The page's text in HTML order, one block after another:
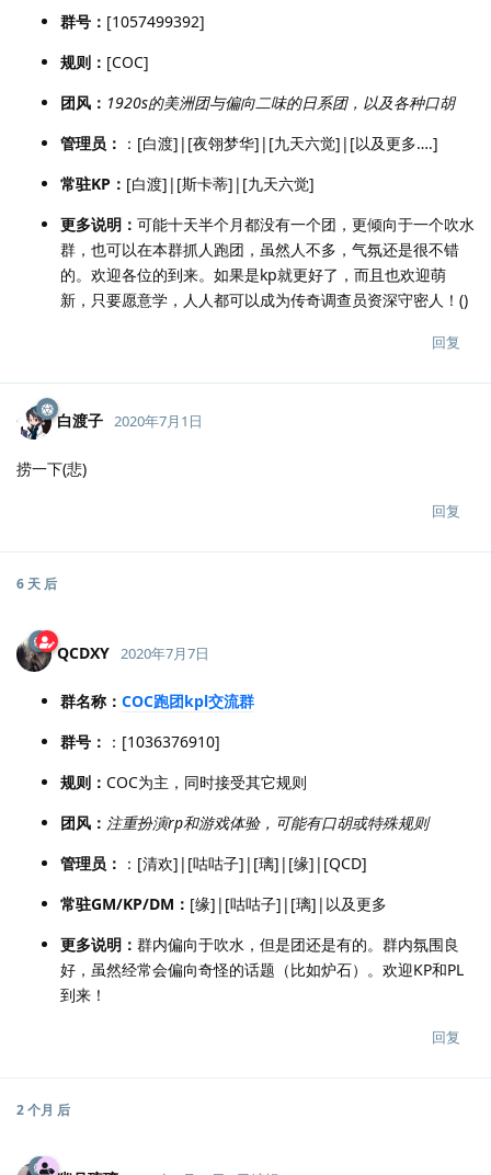
群号： [1057499392]
规则： [COC]
团风： 1920s的美洲团与偏向二味的日系团，以及各种口胡
管理员： ：[白渡]|[夜翎梦华]|[九天六觉]|[以及更多….]
常驻KP： [白渡]|[斯卡蒂]|[九天六觉]
更多说明： 可能十天半个月都没有一个团，更倾向于一个吹水
群，也可以在本群抓人跑团，虽然人不多，气氛还是很不错
的。欢迎各位的到来。如果是kp就更好了，而且也欢迎萌
新，只要愿意学，人人都可以成为传奇调查员资深守密人！()
回复
白渡子 2020年7月1日
捞一下(悲)
回复
6 天 后
QCDXY 2020年7月7日
群名称： COC跑团kpl交流群
群号： ：[1036376910]
规则： COC为主，同时接受其它规则
团风： 注重扮演rp和游戏体验，可能有口胡或特殊规则
管理员： ：[清欢]|[咕咕子]|[璃]|[缘]|[QCD]
常驻GM/KP/DM： [缘]|[咕咕子]|[璃]|以及更多
更多说明： 群内偏向于吹水，但是团还是有的。群内氛围良
好，虽然经常会偏向奇怪的话题（比如炉石）。欢迎KP和PL
到来！
回复
2 个月 后